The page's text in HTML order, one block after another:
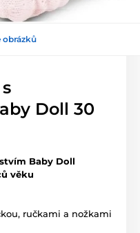
obrázků
Doll 30
Baby Doll
věku
ručkami a nožkami